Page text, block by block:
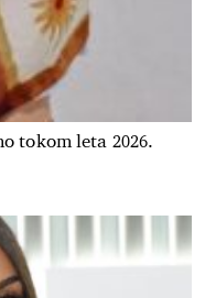
tokom leta 2026.